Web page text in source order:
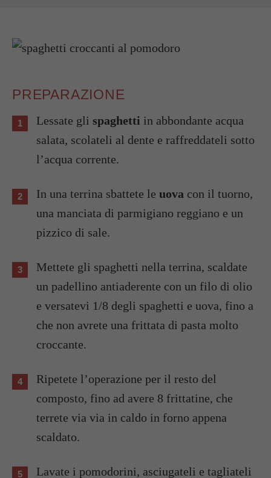
PREPARAZIONE
Lessate gli spaghetti in abbondante acqua
salata, scolateli al dente e raffreddateli sotto
l’acqua corrente.
In una terrina sbattete le uova con il tuorno,
una manciata di parmigiano reggiano e un
pizzico di sale.
Mettete gli spaghetti nella terrina, scaldate
un padellino antiaderente con un filo di olio
e versatevi 1/8 degli spaghetti e uova, fino a
che non avrete una frittata di pasta molto
croccante.
Ripetete l’operazione per il resto del
composto, fino ad avere 8 frittatine, che
terrete via via in caldo in forno appena
scaldato.
Lavate i pomodorini, asciugateli e tagliateli